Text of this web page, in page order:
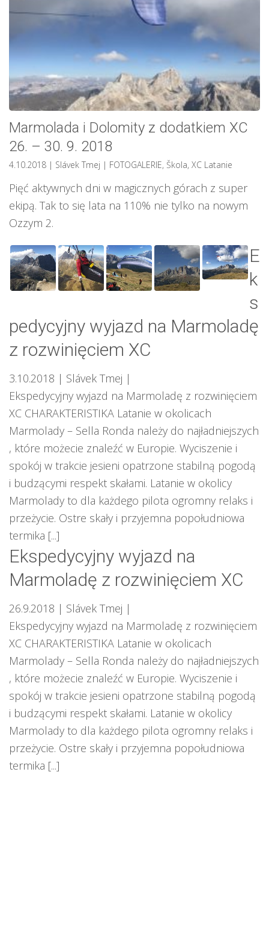
Marmolada i Dolomity z dodatkiem XC
26. – 30. 9. 2018
4.10.2018 | Slávek Tmej | FOTOGALERIE, Škola, XC Latanie
Pięć aktywnych dni w magicznych górach z super
ekipą. Tak to się lata na 110% nie tylko na nowym
Ozzym 2.
E
k
s
pedycyjny wyjazd na Marmoladę
z rozwinięciem XC
3.10.2018 | Slávek Tmej |
Ekspedycyjny wyjazd na Marmoladę z rozwinięciem
XC CHARAKTERISTIKA Latanie w okolicach
Marmolady – Sella Ronda należy do najładniejszych
, które możecie znaleźć w Europie. Wyciszenie i
spokój w trakcie jesieni opatrzone stabilną pogodą
i budzącymi respekt skałami. Latanie w okolicy
Marmolady to dla każdego pilota ogromny relaks i
przeżycie. Ostre skały i przyjemna popołudniowa
termika [...]
Ekspedycyjny wyjazd na
Marmoladę z rozwinięciem XC
26.9.2018 | Slávek Tmej |
Ekspedycyjny wyjazd na Marmoladę z rozwinięciem
XC CHARAKTERISTIKA Latanie w okolicach
Marmolady – Sella Ronda należy do najładniejszych
, które możecie znaleźć w Europie. Wyciszenie i
spokój w trakcie jesieni opatrzone stabilną pogodą
i budzącymi respekt skałami. Latanie w okolicy
Marmolady to dla każdego pilota ogromny relaks i
przeżycie. Ostre skały i przyjemna popołudniowa
termika [...]